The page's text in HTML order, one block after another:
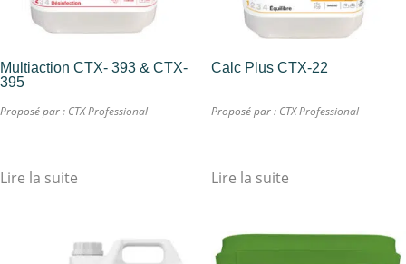
Multiaction CTX- 393 & CTX-
395
Proposé par : CTX Professional
Lire la suite
Calc Plus CTX-22
Proposé par : CTX Professional
Lire la suite